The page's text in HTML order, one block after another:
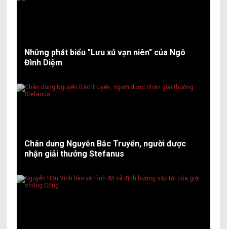
Những phát biểu "Lưu xú vạn niên" của Ngô
Đình Diệm
Chân dung Nguyễn Bắc Truyển, người được
nhận giải thưởng Stefanus